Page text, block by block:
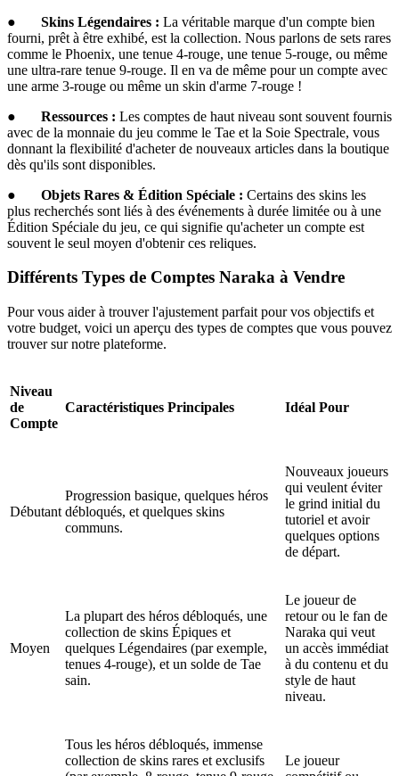
● Skins Légendaires : La véritable marque d'un compte bien
fourni, prêt à être exhibé, est la collection. Nous parlons de sets rares
comme le Phoenix, une tenue 4-rouge, une tenue 5-rouge, ou même
une ultra-rare tenue 9-rouge. Il en va de même pour un compte avec
une arme 3-rouge ou même un skin d'arme 7-rouge !
● Ressources : Les comptes de haut niveau sont souvent fournis
avec de la monnaie du jeu comme le Tae et la Soie Spectrale, vous
donnant la flexibilité d'acheter de nouveaux articles dans la boutique
dès qu'ils sont disponibles.
● Objets Rares & Édition Spéciale : Certains des skins les
plus recherchés sont liés à des événements à durée limitée ou à une
Édition Spéciale du jeu, ce qui signifie qu'acheter un compte est
souvent le seul moyen d'obtenir ces reliques.
Différents Types de Comptes Naraka à Vendre
Pour vous aider à trouver l'ajustement parfait pour vos objectifs et
votre budget, voici un aperçu des types de comptes que vous pouvez
trouver sur notre plateforme.
Niveau
de
Compte
Caractéristiques Principales Idéal Pour
Débutant
Progression basique, quelques héros
débloqués, et quelques skins
communs.
Nouveaux joueurs
qui veulent éviter
le grind initial du
tutoriel et avoir
quelques options
de départ.
Moyen
La plupart des héros débloqués, une
collection de skins Épiques et
quelques Légendaires (par exemple,
tenues 4-rouge), et un solde de Tae
sain.
Le joueur de
retour ou le fan de
Naraka qui veut
un accès immédiat
à du contenu et du
style de haut
niveau.
Tous les héros débloqués, immense
collection de skins rares et exclusifs
Le joueur